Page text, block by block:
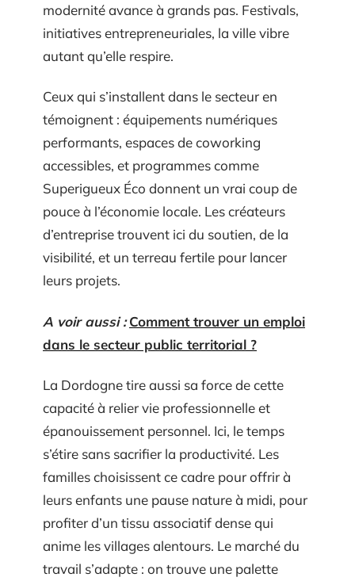
modernité avance à grands pas. Festivals,
initiatives entrepreneuriales, la ville vibre
autant qu’elle respire.
Ceux qui s’installent dans le secteur en
témoignent : équipements numériques
performants, espaces de coworking
accessibles, et programmes comme
Superigueux Éco donnent un vrai coup de
pouce à l’économie locale. Les créateurs
d’entreprise trouvent ici du soutien, de la
visibilité, et un terreau fertile pour lancer
leurs projets.
A voir aussi : Comment trouver un emploi
dans le secteur public territorial ?
La Dordogne tire aussi sa force de cette
capacité à relier vie professionnelle et
épanouissement personnel. Ici, le temps
s’étire sans sacrifier la productivité. Les
familles choisissent ce cadre pour offrir à
leurs enfants une pause nature à midi, pour
profiter d’un tissu associatif dense qui
anime les villages alentours. Le marché du
travail s’adapte : on trouve une palette